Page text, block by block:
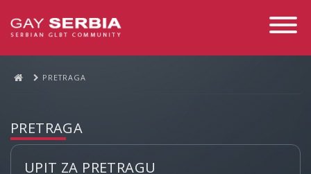
Toggle
PRETRAGA
PRETRAGA
UPIT ZA PRETRAGU